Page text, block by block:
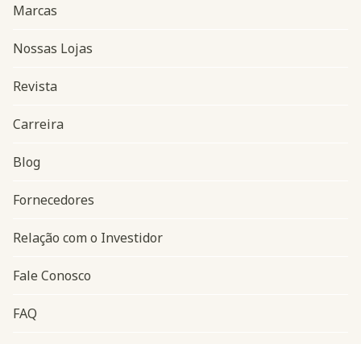
Navegação do rodapé
Marcas
Nossas Lojas
Revista
Carreira
Blog
Fornecedores
Relação com o Investidor
Fale Conosco
FAQ